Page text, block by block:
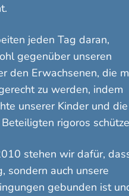
jeden Tag daran,
gegenüber unseren
den Erwachsenen, die
zu werden, indem
unserer Kinder und die
rigoros
stehen wir dafür,
sondern auch unsere
gebunden ist